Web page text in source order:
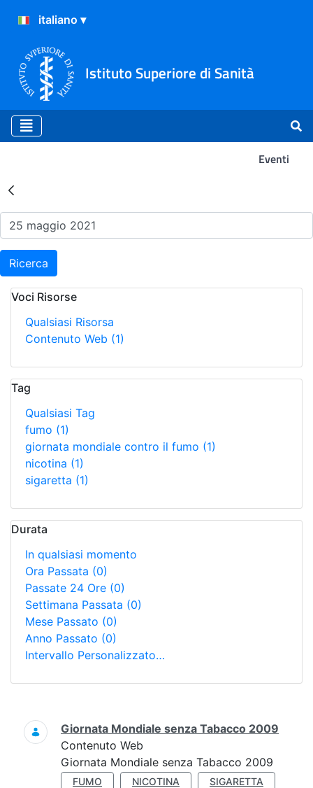
Istituto Superiore di Sanità
Eventi
Risultati della Ricerca -
Ricerca
Voci Risorse
Qualsiasi Risorsa
Contenuto Web (1)
Tag
Qualsiasi Tag
fumo (1)
giornata mondiale contro il fumo (1)
nicotina (1)
sigaretta (1)
Durata
In qualsiasi momento
Ora Passata (0)
Passate 24 Ore (0)
Settimana Passata (0)
Mese Passato (0)
Anno Passato (0)
Intervallo Personalizzato…
Ricerca
Giornata Mondiale senza Tabacco 2009
Contenuto Web
Giornata Mondiale senza Tabacco 2009
FUMO NICOTINA
SIGARETTA